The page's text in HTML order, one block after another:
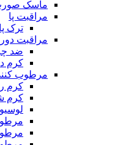
ماسک
مراقبت پا
ترک پا
مراقبت
ضد
کرم
مرطوب
کرم
کرم